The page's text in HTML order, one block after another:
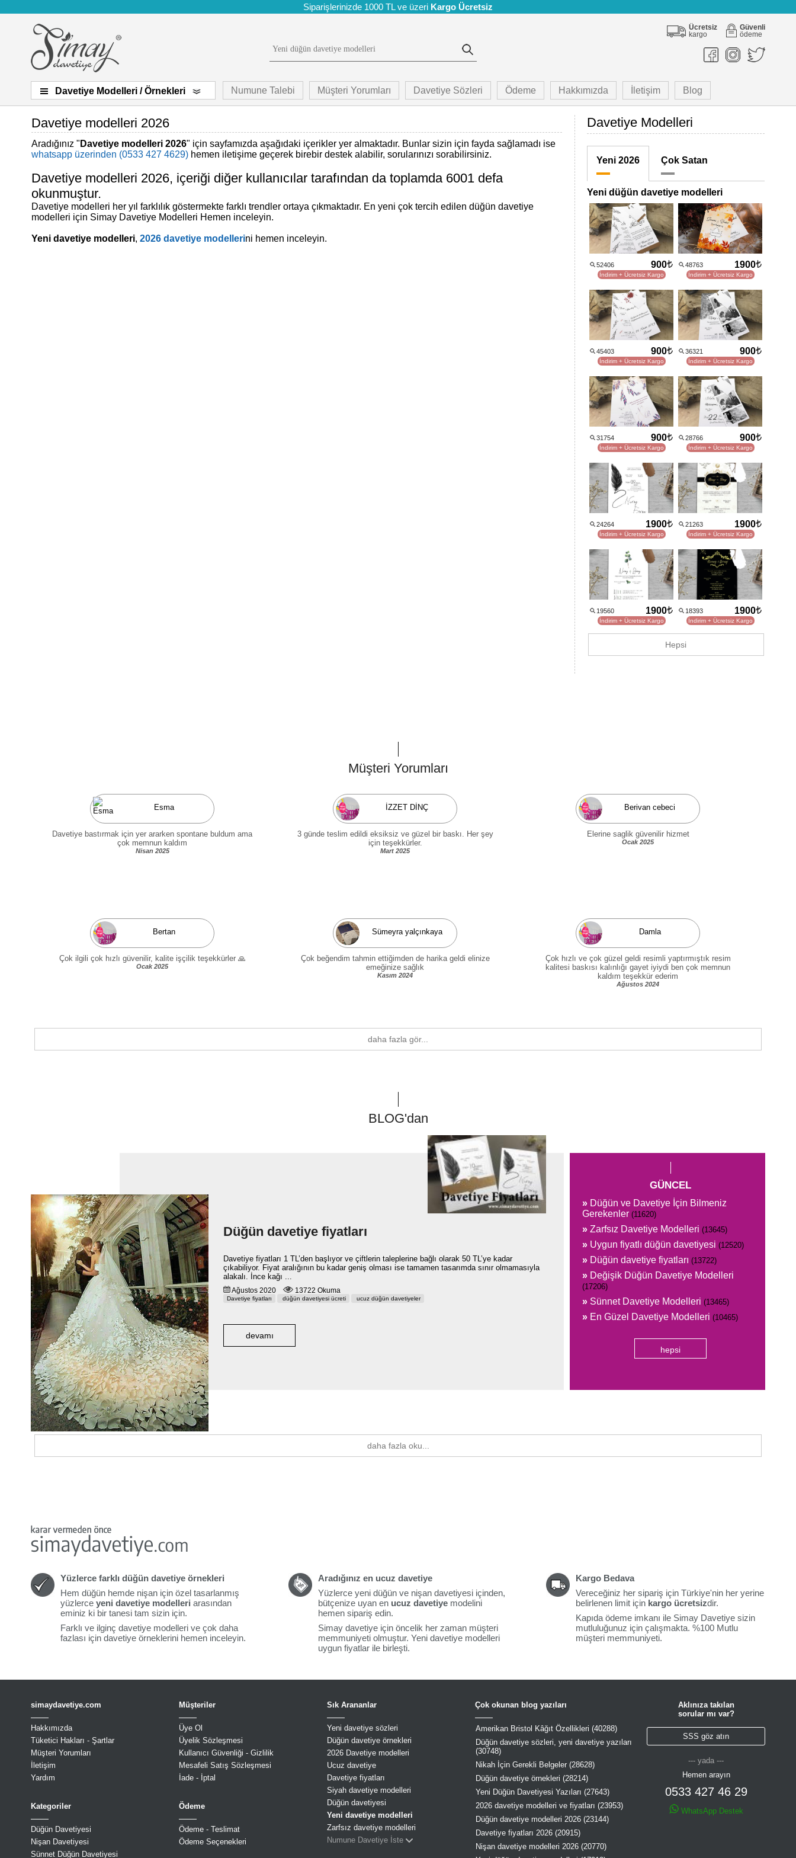
Siparişlerinizde 1000 TL ve üzeri Kargo Ücretsiz
Güvenli
ödeme
Ücretsiz
kargo
Davetiye Modelleri / Örnekleri Numune Talebi Müşteri Yorumları Davetiye Sözleri Ödeme Hakkımızda İletişim Blog
Davetiye modelleri 2026
Aradığınız " Davetiye modelleri 2026" için sayfamızda aşağıdaki içerikler yer almaktadır. Bunlar sizin için fayda sağlamadı ise
whatsapp üzerinden (0533 427 4629) hemen iletişime geçerek birebir destek alabilir, sorularınızı sorabilirsiniz.
Davetiye modelleri 2026, içeriği diğer kullanıcılar tarafından da toplamda 6001 defa
okunmuştur.
Davetiye modelleri her yıl farklılık göstermekte farklı trendler ortaya çıkmaktadır. En yeni çok tercih edilen düğün davetiye
modelleri için Simay Davetiye Modelleri Hemen inceleyin.
Yeni davetiye modelleri, 2026 davetiye modellerini hemen inceleyin.
Davetiye Modelleri
Yeni 2026 Çok Satan
Yeni düğün davetiye modelleri
52406 900
İndirim + Ücretsiz Kargo
48763 1900
İndirim + Ücretsiz Kargo
45403 900
İndirim + Ücretsiz Kargo
36321 900
İndirim + Ücretsiz Kargo
31754 900
İndirim + Ücretsiz Kargo
28766 900
İndirim + Ücretsiz Kargo
24264 1900
İndirim + Ücretsiz Kargo
21263 1900
İndirim + Ücretsiz Kargo
19560 1900
İndirim + Ücretsiz Kargo
18393 1900
İndirim + Ücretsiz Kargo
Hepsi
Müşteri Yorumları
Esma
Davetiye bastırmak için yer ararken spontane buldum ama
çok memnun kaldım
Nisan 2025
İZZET DİNÇ
3 günde teslim edildi eksiksiz ve güzel bir baskı. Her şey
için teşekkürler.
Mart 2025
Berivan cebeci
Elerine saglik güvenilir hizmet
Ocak 2025
Bertan
Çok ilgili çok hızlı güvenilir, kalite işçilik teşekkürler 🙏
Ocak 2025
Sümeyra yalçınkaya
Çok beğendim tahmin ettiğimden de harika geldi elinize
emeğinize sağlık
Kasım 2024
Damla
Çok hızlı ve çok güzel geldi resimli yaptırmıştık resim
kalitesi baskısı kalınlığı gayet iyiydi ben çok memnun
kaldım teşekkür ederim
Ağustos 2024
daha fazla gör...
BLOG'dan
Düğün davetiye fiyatları
Davetiye fiyatları 1 TL’den başlıyor ve çiftlerin taleplerine bağlı olarak 50 TL’ye kadar
çıkabiliyor. Fiyat aralığının bu kadar geniş olması ise tamamen tasarımda sınır olmamasıyla
alakalı. İnce kağı ...
Ağustos 2020 13722 Okuma
Davetiye fiyatları düğün davetiyesi ücreti ucuz düğün davetiyeler
devamı
GÜNCEL
» Düğün ve Davetiye İçin Bilmeniz
Gerekenler (11620)
» Zarfsız Davetiye Modelleri (13645)
» Uygun fiyatlı düğün davetiyesi (12520)
» Düğün davetiye fiyatları (13722)
» Değişik Düğün Davetiye Modelleri
(17206)
» Sünnet Davetiye Modelleri (13465)
» En Güzel Davetiye Modelleri (10465)
hepsi
daha fazla oku...
Yüzlerce farklı düğün davetiye örnekleri
Hem düğün hemde nişan için özel tasarlanmış
yüzlerce yeni davetiye modelleri arasından
eminiz ki bir tanesi tam sizin için.
Farklı ve ilginç davetiye modelleri ve çok daha
fazlası için davetiye örneklerini hemen inceleyin.
Aradığınız en ucuz davetiye
Yüzlerce yeni düğün ve nişan davetiyesi içinden,
bütçenize uyan en ucuz davetiye modelini
hemen sipariş edin.
Simay davetiye için öncelik her zaman müşteri
memmuniyeti olmuştur. Yeni davetiye modelleri
uygun fiyatlar ile birleşti.
Kargo Bedava
Vereceğiniz her sipariş için Türkiye'nin her yerine
belirlenen limit için kargo ücretsizdir.
Kapıda ödeme imkanı ile Simay Davetiye sizin
mutluluğunuz için çalışmakta. %100 Mutlu
müşteri memmuniyeti.
simaydavetiye.com
Hakkımızda
Tüketici Hakları - Şartlar
Müşteri Yorumları
İletişim
Yardım
Kategoriler
Düğün Davetiyesi
Nişan Davetiyesi
Sünnet Düğün Davetiyesi
Müşteriler
Üye Ol
Üyelik Sözleşmesi
Kullanıcı Güvenliği - Gizlilik
Mesafeli Satış Sözleşmesi
İade - İptal
Ödeme
Ödeme - Teslimat
Ödeme Seçenekleri
Sık Arananlar
Yeni davetiye sözleri
Düğün davetiye örnekleri
2026 Davetiye modelleri
Ucuz davetiye
Davetiye fiyatları
Siyah davetiye modelleri
Düğün davetiyesi
Yeni davetiye modelleri
Zarfsız davetiye modelleri
Numune Davetiye İste
Çok okunan blog yazıları
Amerikan Bristol Kâğıt Özellikleri (40288)
Düğün davetiye sözleri, yeni davetiye yazıları
(30748)
Nikah İçin Gerekli Belgeler (28628)
Düğün davetiye örnekleri (28214)
Yeni Düğün Davetiyesi Yazıları (27643)
2026 davetiye modelleri ve fiyatları (23953)
Düğün davetiye modelleri 2026 (23144)
Davetiye fiyatları 2026 (20915)
Nişan davetiye modelleri 2026 (20770)
Aklınıza takılan
sorular mı var?
SSS göz atın
--- yada ---
Hemen arayın
0533 427 46 29
WhatsApp Destek